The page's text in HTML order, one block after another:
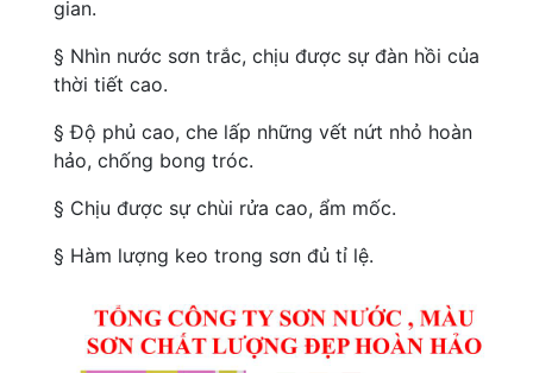
gian.
§ Nhìn nước sơn trắc, chịu được sự đàn hồi của
thời tiết cao.
§ Độ phủ cao, che lấp những vết nứt nhỏ hoàn
hảo, chống bong tróc.
§ Chịu được sự chùi rửa cao, ẩm mốc.
§ Hàm lượng keo trong sơn đủ tỉ lệ.